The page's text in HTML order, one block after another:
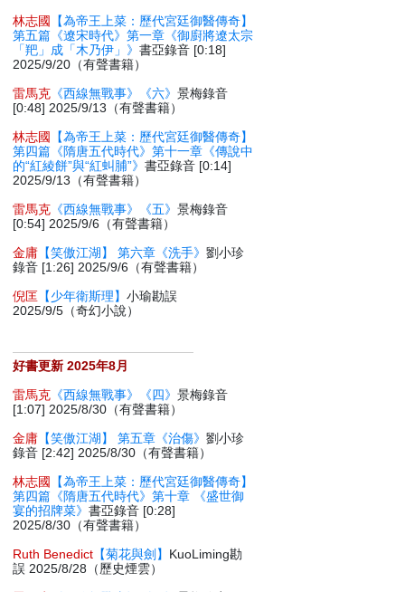
林志國
【為帝王上菜：歷代宮廷御醫傳奇】
第五篇《遼宋時代》第一章《御廚將遼太宗
「羓」成「木乃伊」》書亞錄音 [0:18]
2025/9/20（有聲書籍）
雷馬克 《西線無戰事》《六》景梅錄音
[0:48] 2025/9/13（有聲書籍）
林志國
【為帝王上菜：歷代宮廷御醫傳奇】
第四篇《隋唐五代時代》第十一章《傳說中
的“紅綾餅”與“紅虯脯”》書亞錄音 [0:14]
2025/9/13（有聲書籍）
雷馬克 《西線無戰事》《五》景梅錄音
[0:54] 2025/9/6（有聲書籍）
金庸 【笑傲江湖】 第六章《洗手》劉小珍
錄音 [1:26] 2025/9/6（有聲書籍）
倪匡 【少年衛斯理】小瑜勘誤
2025/9/5（奇幻小說）
好書更新 2025年8月
雷馬克 《西線無戰事》《四》景梅錄音
[1:07] 2025/8/30（有聲書籍）
金庸 【笑傲江湖】 第五章《治傷》劉小珍
錄音 [2:42] 2025/8/30（有聲書籍）
林志國
【為帝王上菜：歷代宮廷御醫傳奇】
第四篇《隋唐五代時代》第十章 《盛世御
宴的招牌菜》書亞錄音 [0:28]
2025/8/30（有聲書籍）
Ruth Benedict 【菊花與劍】 KuoLiming勘
誤 2025/8/28（歷史煙雲）